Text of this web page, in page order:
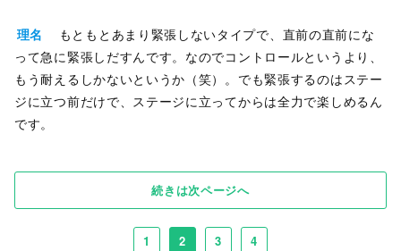
理名
もともとあまり緊張しないタイプで、直前の直前にな
って急に緊張しだすんです。なのでコントロールというより、
もう耐えるしかないというか（笑）。でも緊張するのはステー
ジに立つ前だけで、ステージに立ってからは全力で楽しめるん
です。
続きは次ページへ
1 2 3 4